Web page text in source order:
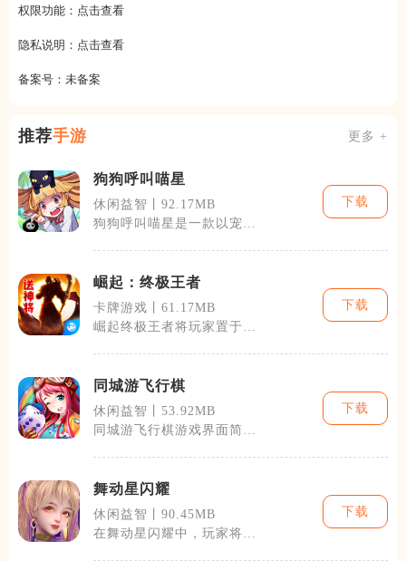
权限功能： 点击查看
隐私说明： 点击查看
备案号： 未备案
推荐手游 更多 +
狗狗呼叫喵星
休闲益智丨92.17MB
狗狗呼叫喵星是一款以宠物
下载
崛起：终极王者
卡牌游戏丨61.17MB
崛起终极王者将玩家置于一
下载
同城游飞行棋
休闲益智丨53.92MB
同城游飞行棋游戏界面简洁
下载
舞动星闪耀
休闲益智丨90.45MB
在舞动星闪耀中，玩家将扮
下载